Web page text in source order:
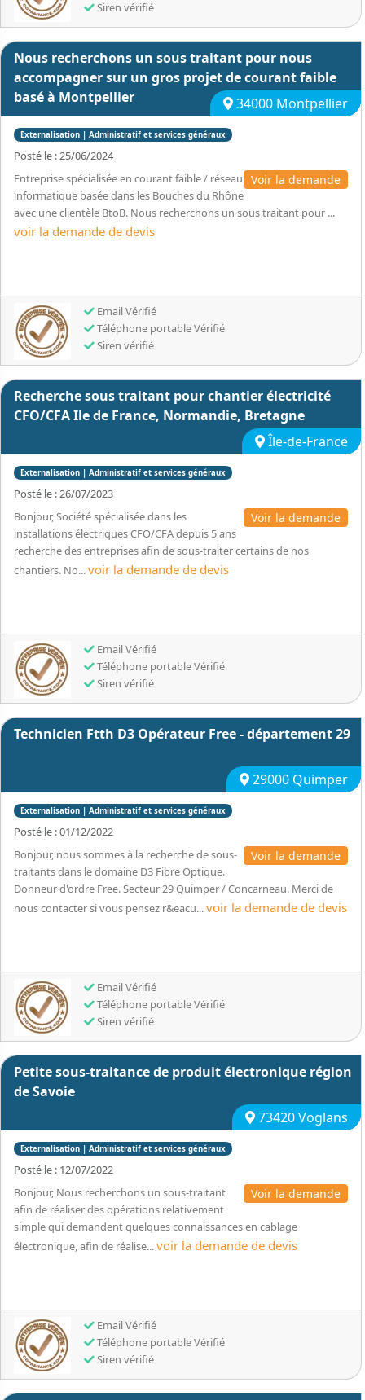
Siren vérifié
Nous recherchons un sous traitant pour nous
accompagner sur un gros projet de courant faible
basé à Montpellier
34000 Montpellier
Externalisation | Administratif et services généraux
Posté le : 25/06/2024
Voir la demande
Entreprise spécialisée en courant faible / réseau
informatique basée dans les Bouches du Rhône
avec une clientèle BtoB. Nous recherchons un sous traitant pour ...
voir la demande de devis
Email Vérifié
Téléphone portable Vérifié
Siren vérifié
Recherche sous traitant pour chantier électricité
CFO/CFA Ile de France, Normandie, Bretagne
Île-de-France
Externalisation | Administratif et services généraux
Posté le : 26/07/2023
Voir la demande
Bonjour, Société spécialisée dans les
installations électriques CFO/CFA depuis 5 ans
recherche des entreprises afin de sous-traiter certains de nos
chantiers. No...voir la demande de devis
Email Vérifié
Téléphone portable Vérifié
Siren vérifié
Technicien Ftth D3 Opérateur Free - département 29
29000 Quimper
Externalisation | Administratif et services généraux
Posté le : 01/12/2022
Voir la demande
Bonjour, nous sommes à la recherche de sous-
traitants dans le domaine D3 Fibre Optique.
Donneur d'ordre Free. Secteur 29 Quimper / Concarneau. Merci de
nous contacter si vous pensez r&eacu...voir la demande de devis
Email Vérifié
Téléphone portable Vérifié
Siren vérifié
Petite sous-traitance de produit électronique région
de Savoie
73420 Voglans
Externalisation | Administratif et services généraux
Posté le : 12/07/2022
Voir la demande
Bonjour, Nous recherchons un sous-traitant
afin de réaliser des opérations relativement
simple qui demandent quelques connaissances en cablage
électronique, afin de réalise...voir la demande de devis
Email Vérifié
Téléphone portable Vérifié
Siren vérifié